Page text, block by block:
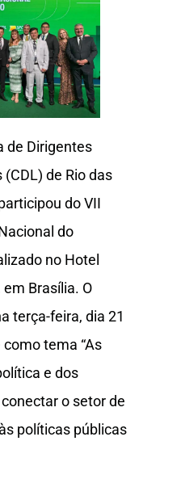
de Dirigentes
(CDL) de Rio das
do VII
do
no Hotel
Brasília. O
terça-feira, dia 21
tema “As
e dos
o setor de
políticas públicas